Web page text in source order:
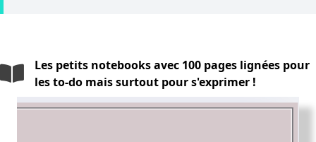
Les petits notebooks avec 100 pages lignées pour
les to-do mais surtout pour s'exprimer !